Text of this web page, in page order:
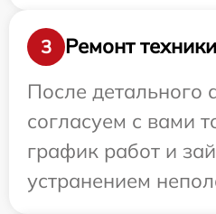
3
Ремонт техники
После детального
согласуем с вами
график работ и
устранением